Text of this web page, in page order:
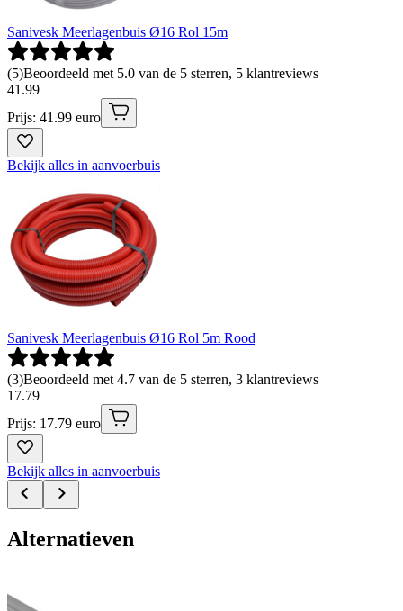
Sanivesk Meerlagenbuis Ø16 Rol 15m
(5)Beoordeeld met 5.0 van de 5 sterren, 5 klantreviews
41 .99
Prijs: 41.99 euro
Bekijk alles in aanvoerbuis
Sanivesk Meerlagenbuis Ø16 Rol 5m Rood
(3)Beoordeeld met 4.7 van de 5 sterren, 3 klantreviews
17.79
Prijs: 17.79 euro
Bekijk alles in aanvoerbuis
Alternatieven